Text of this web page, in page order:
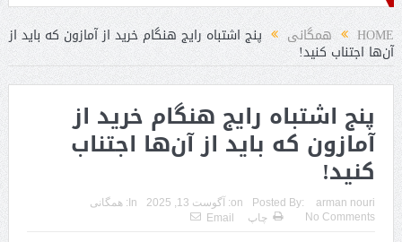
HOME همگانی پنج اشتباه رایج هنگام خرید از آمازون که باید از
آن‌ها اجتناب کنید!
پنج اشتباه رایج هنگام خرید از
آمازون که باید از آن‌ها اجتناب
کنید!
Posted By: arman nouri
on: آگوست 13, 2025 In: همگانی
No Comments
چاپ Email